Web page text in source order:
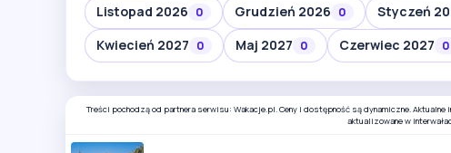
Listopad 2026 0 Grudzień 2026 0 Styczeń
Kwiecień 2027 0 Maj 2027 0 Czerwiec 2027 0
Treści pochodzą od partnera serwisu: Wakacje.pl. Ceny i dostępność są dynamiczne.
aktualizowane w